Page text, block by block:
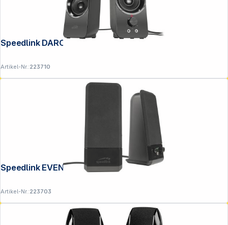
Speedlink DAROC Stereo Speaker black
Artikel-Nr.:223710
Speedlink EVENT Stereo Speakers black
Artikel-Nr.:223703